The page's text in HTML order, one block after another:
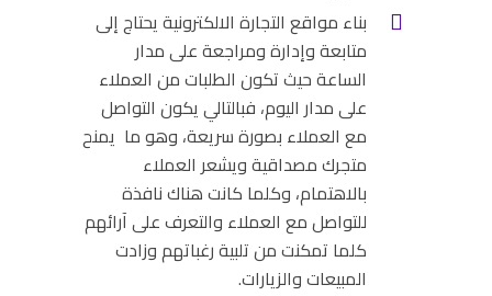
بناء مواقع التجارة الالكترونية يحتاج إلى
متابعة وإدارة ومراجعة على مدار
الساعة حيث تكون الطلبات من العملاء
على مدار اليوم، فبالتالي يكون التواصل
مع العملاء بصورة سريعة، وهو ما يمنح
متجرك مصداقية ويشعر العملاء
بالاهتمام، وكلما كانت هناك نافذة
للتواصل مع العملاء والتعرف على آرائهم
كلما تمكنت من تلبية رغباتهم وزادت
المبيعات والزيارات.